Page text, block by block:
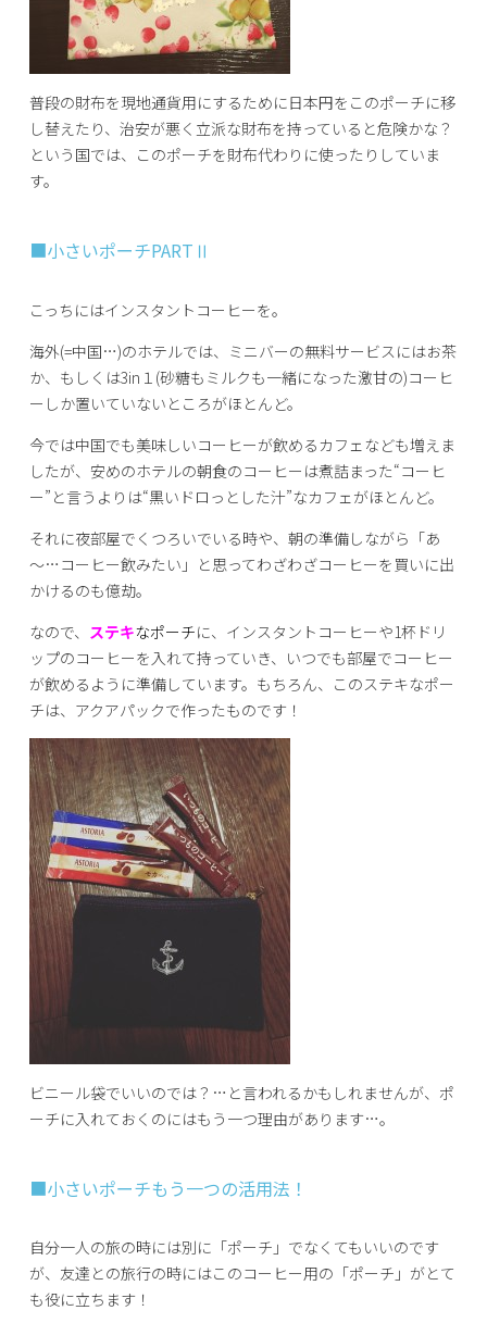
普段の財布を現地通貨用にするために日本円をこのポーチに移
し替えたり、治安が悪く立派な財布を持っていると危険かな？
という国では、このポーチを財布代わりに使ったりしていま
す。
■小さいポーチPARTⅡ
こっちにはインスタントコーヒーを。
海外(=中国…)のホテルでは、ミニバーの無料サービスにはお茶
か、もしくは3in１(砂糖もミルクも一緒になった激甘の)コーヒ
ーしか置いていないところがほとんど。
今では中国でも美味しいコーヒーが飲めるカフェなども増えま
したが、安めのホテルの朝食のコーヒーは煮詰まった“コーヒ
ー”と言うよりは“黒いドロっとした汁”なカフェがほとんど。
それに夜部屋でくつろいでいる時や、朝の準備しながら「あ
～…コーヒー飲みたい」と思ってわざわざコーヒーを買いに出
かけるのも億劫。
なので、 ステキなポーチに、インスタントコーヒーや1杯ドリ
ップのコーヒーを入れて持っていき、いつでも部屋でコーヒー
が飲めるように準備しています。もちろん、このステキなポー
チは、アクアパックで作ったものです！
ビニール袋でいいのでは？…と言われるかもしれませんが、ポ
ーチに入れておくのにはもう一つ理由があります…。
■小さいポーチもう一つの活用法！
自分一人の旅の時には別に「ポーチ」でなくてもいいのです
が、友達との旅行の時にはこのコーヒー用の「ポーチ」がとて
も役に立ちます！